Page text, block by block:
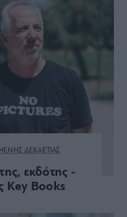
ΔΕΚΑΕΤΙΑΣ
εκδότης -
Key Books